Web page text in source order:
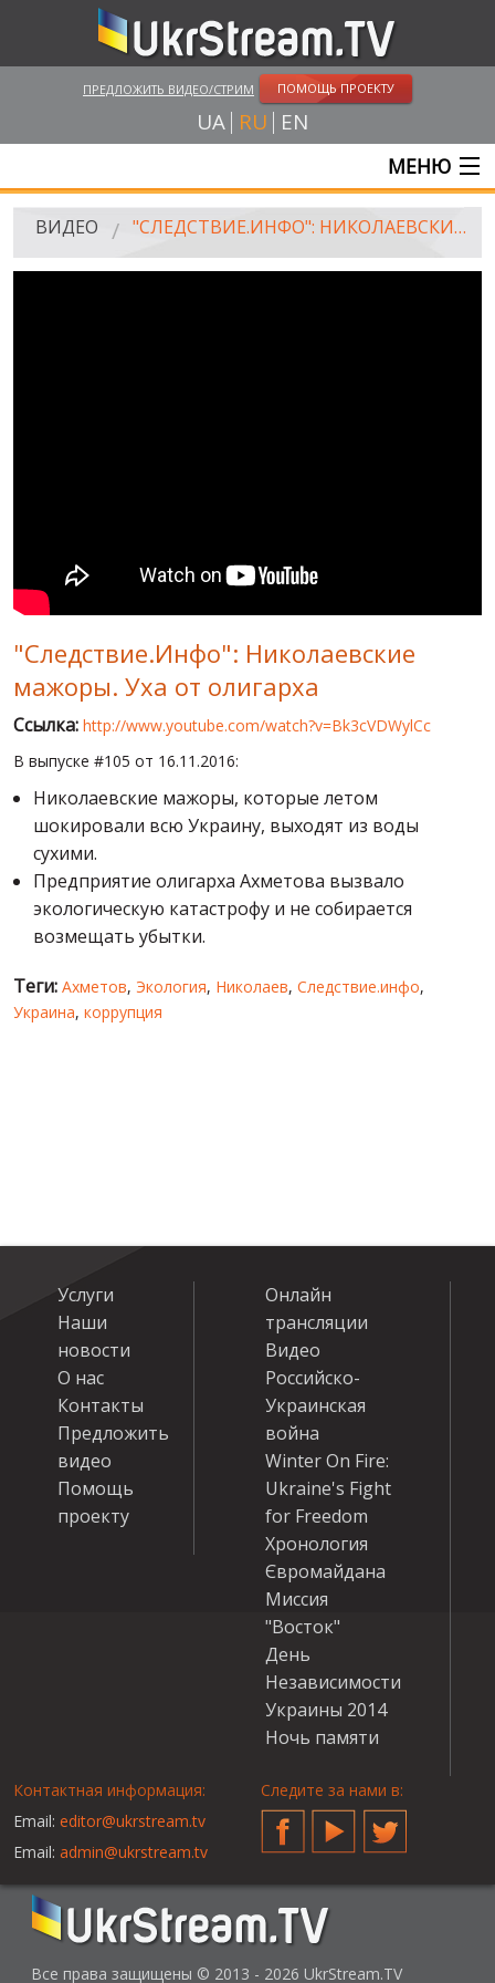
ПРЕДЛОЖИТЬ ВИДЕО/СТРИМ ПОМОЩЬ ПРОЕКТУ
UA RU EN
МЕНЮ
ГЛАВНАЯ
ПУБЛИЧНЫЕ ЛЮДИ
РОССИЙСКО-УКРАИНСКАЯ ВОЙНА
WINTER ON FIRE: UKRAINE'S FIGHT FOR FREEDOM
ХРОНОЛОГИЯ ЄВРОМАЙДАНА
ВИДЕО "СЛЕДСТВИЕ.ИНФО": НИКОЛАЕВСКИЕ МАЖОРЫ. УХА ОТ ОЛИГАРХА
"Следствие.Инфо": Николаевские
мажоры. Уха от олигарха
Ссылка: http://www.youtube.com/watch?v=Bk3cVDWylCc
В выпуске #105 от 16.11.2016:
Николаевские мажоры, которые летом
шокировали всю Украину, выходят из воды
сухими.
Предприятие олигарха Ахметова вызвало
экологическую катастрофу и не собирается
возмещать убытки.
Теги: Ахметов, Экология, Николаев, Следствие.инфо,
Украина, коррупция
Услуги
Наши
новости
О нас
Контакты
Предложить
видео
Помощь
проекту
Онлайн
трансляции
Видео
Российско-
Украинская
война
Winter On Fire:
Ukraine's Fight
for Freedom
Хронология
Євромайдана
Миссия
"Восток"
День
Независимости
Украины 2014
Ночь памяти
Контактная информация:
Email: editor@ukrstream.tv
Email: admin@ukrstream.tv
Следите за нами в:
FacebookYouTubeTwitter
Все права защищены © 2013 - 2026 UkrStream.TV